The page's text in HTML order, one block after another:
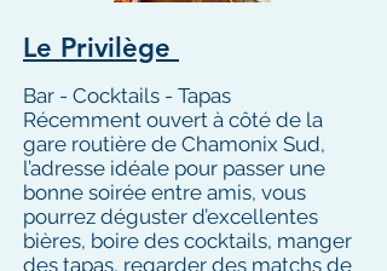
Le Privilège
Bar - Cocktails - Tapas
Récemment ouvert à côté de la
gare routière de Chamonix Sud,
l’adresse idéale pour passer une
bonne soirée entre amis, vous
pourrez déguster d’excellentes
bières, boire des cocktails, manger
des tapas, regarder des matchs de